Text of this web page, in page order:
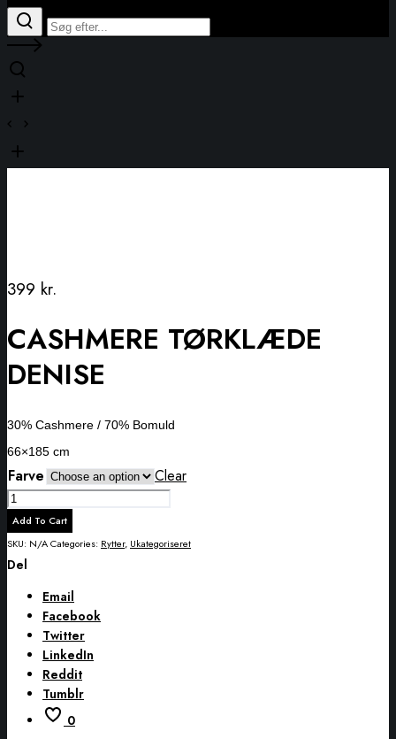
399 kr.
CASHMERE TØRKLÆDE
DENISE
30% Cashmere / 70% Bomuld
66×185 cm
Farve
Clear
CASHMERE
TØRKLÆDE
DENISE
quantity
Add To Cart
SKU: N/ACategories: Rytter, Ukategoriseret
Del
Email
Facebook
Twitter
LinkedIn
Reddit
Tumblr
0